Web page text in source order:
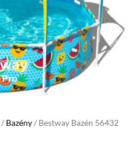
/ Bazény/ Bestway Bazén 56432